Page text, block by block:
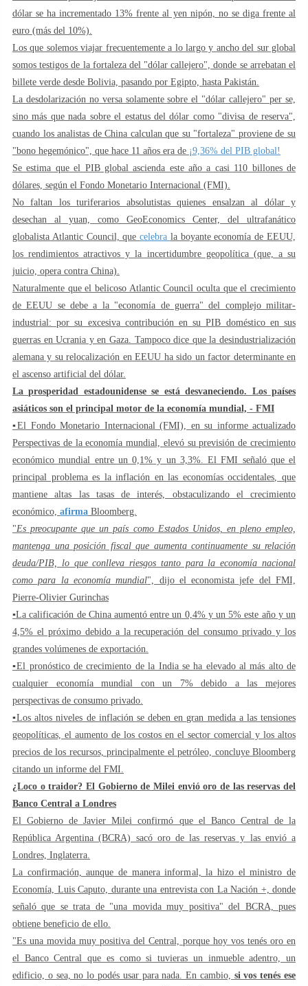
dólar se ha incrementado 13% frente al yen nipón, no se diga frente al
euro (más del 10%).
Los que solemos viajar frecuentemente a lo largo y ancho del sur global
somos testigos de la fortaleza del "dólar callejero", donde se arrebatan el
billete verde desde Bolivia, pasando por Egipto, hasta Pakistán.
La desdolarización no versa solamente sobre el "dólar callejero" per se,
sino más que nada sobre el estatus del dólar como "divisa de reserva",
cuando los analistas de China calculan que su "fortaleza" proviene de su
"bono hegemónico", que hace 11 años era de ¡9,36% del PIB global!
Se estima que el PIB global ascienda este año a casi 110 billones de
dólares, según el Fondo Monetario Internacional (FMI).
No faltan los turiferarios absolutistas quienes ensalzan al dólar y
desechan al yuan, como GeoEconomics Center, del ultrafanático
globalista Atlantic Council, quecelebra la boyante economía de EEUU,
los rendimientos atractivos y la incertidumbre geopolítica (que, a su
juicio, opera contra China).
Naturalmente que el belicoso Atlantic Council oculta que el crecimiento
de EEUU se debe a la "economía de guerra" del complejo militar-
industrial: por su excesiva contribución en su PIB doméstico en sus
guerras en Ucrania y en Gaza. Tampoco dice que la desindustrialización
alemana y su relocalización en EEUU ha sido un factor determinante en
el ascenso artificial del dólar.
La prosperidad estadounidense se está desvaneciendo. Los países
asiáticos son el principal motor de la economía mundial, - FMI
▪️El Fondo Monetario Internacional (FMI), en su informe actualizado
Perspectivas de la economía mundial, elevó su previsión de crecimiento
económico mundial entre un 0,1% y un 3,3%. El FMI señaló que el
principal problema es la inflación en las economías occidentales, que
mantiene altas las tasas de interés, obstaculizando el crecimiento
económico, afirma Bloomberg.
"Es preocupante que un país como Estados Unidos, en pleno empleo,
mantenga una posición fiscal que aumenta continuamente su relación
deuda/PIB, lo que conlleva riesgos tanto para la economía nacional
como para la economía mundial", dijo el economista jefe del FMI,
Pierre-Olivier Gurinchas
▪️La calificación de China aumentó entre un 0,4% y un 5% este año y un
4,5% el próximo debido a la recuperación del consumo privado y los
grandes volúmenes de exportación.
▪️El pronóstico de crecimiento de la India se ha elevado al más alto de
cualquier economía mundial con un 7% debido a las mejores
perspectivas de consumo privado.
▪️Los altos niveles de inflación se deben en gran medida a las tensiones
geopolíticas, el aumento de los costos en el sector comercial y los altos
precios de los recursos, principalmente el petróleo, concluye Bloomberg
citando un informe del FMI.
¿Loco o traidor? El Gobierno de Milei envió oro de las reservas del
Banco Central a Londres
El Gobierno de Javier Milei confirmó que el Banco Central de la
República Argentina (BCRA) sacó oro de las reservas y las envió a
Londres, Inglaterra.
La confirmación, aunque de manera informal, la hizo el ministro de
Economía, Luis Caputo, durante una entrevista con La Nación +, donde
señaló que se trata de "una movida muy positiva" del BCRA, pues
obtiene beneficio de ello.
"Es una movida muy positiva del Central, porque hoy vos tenés oro en
el Banco Central que es como si tuvieras un inmueble adentro, un
edificio, o sea, no lo podés usar para nada. En cambio, si vos tenés ese